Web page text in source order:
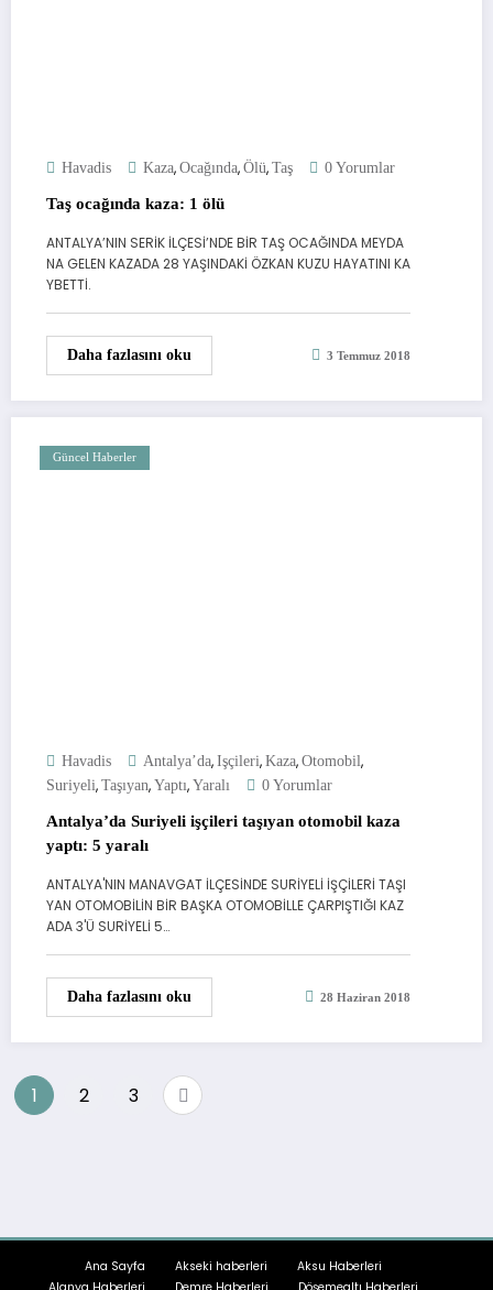
Havadis Kaza, Ocağında, Ölü, Taş 0 Yorumlar
Taş ocağında kaza: 1 ölü
ANTALYA’NIN SERİK İLÇESİ’NDE BİR TAŞ OCAĞINDA MEYDA
NA GELEN KAZADA 28 YAŞINDAKİ ÖZKAN KUZU HAYATINI KA
YBETTİ.
Daha fazlasını oku 3 Temmuz 2018
Güncel Haberler
Havadis Antalya’da, Işçileri, Kaza, Otomobil,
Suriyeli, Taşıyan, Yaptı, Yaralı 0 Yorumlar
Antalya’da Suriyeli işçileri taşıyan otomobil kaza
yaptı: 5 yaralı
ANTALYA'NIN MANAVGAT İLÇESİNDE SURİYELİ İŞÇİLERİ TAŞI
YAN OTOMOBİLİN BİR BAŞKA OTOMOBİLLE ÇARPIŞTIĞI KAZ
ADA 3'Ü SURİYELİ 5…
Daha fazlasını oku 28 Haziran 2018
Yazı
1 2 3
Ana Sayfa Akseki haberleri
Aksu Haberleri